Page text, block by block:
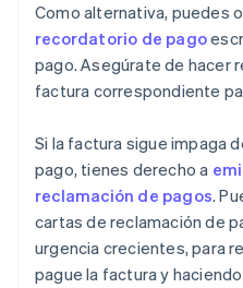
Como alternativa, puedes
recordatorio de pago
pago. Asegúrate de hacer
factura correspondiente
Si la factura sigue impaga
pago, tienes derecho a
reclamación de pagos.
cartas de reclamación de
urgencia crecientes, para
pague la factura y